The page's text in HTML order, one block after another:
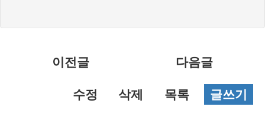
이전글 다음글
수정 삭제 목록 글쓰기